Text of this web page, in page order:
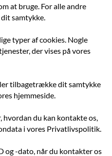
at bruge. For alle andre
samtykke.
typer af cookies. Nogle
der vises på vores
tilbagetrække dit samtykke
hjemmeside.
hvordan du kan kontakte os,
i vores Privatlivspolitik.
og -dato, når du kontakter os